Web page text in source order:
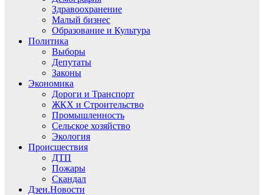
Здравоохранение
Малый бизнес
Образование и Культура
Политика
Выборы
Депутаты
Законы
Экономика
Дороги и Транспорт
ЖКХ и Строительство
Промышленность
Сельское хозяйство
Экология
Происшествия
ДТП
Пожары
Скандал
Дзен.Новости